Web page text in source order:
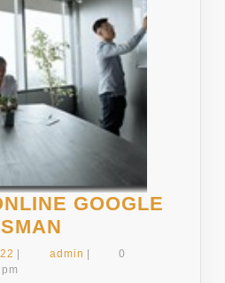
GOOGLE
ONLINE
Desember
15,
| admin admin
|
0